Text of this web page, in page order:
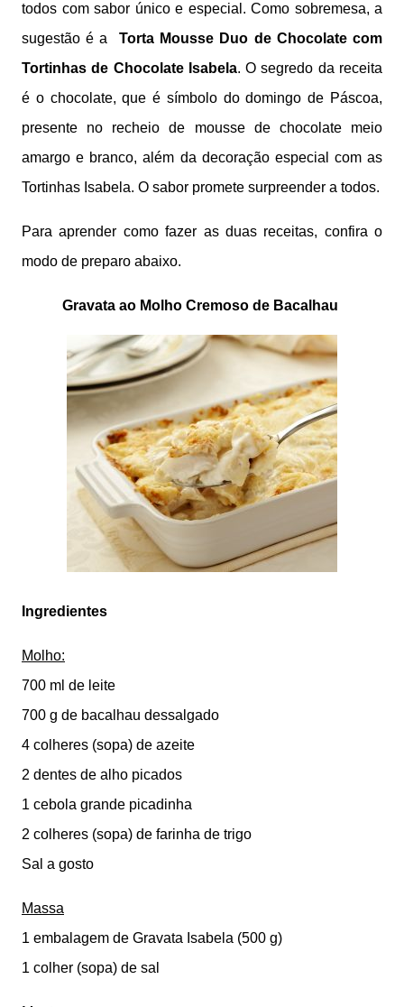
todos com sabor único e especial. Como sobremesa, a
sugestão é a Torta Mousse Duo de Chocolate com
Tortinhas de Chocolate Isabela. O segredo da receita
é o chocolate, que é símbolo do domingo de Páscoa,
presente no recheio de mousse de chocolate meio
amargo e branco, além da decoração especial com as
Tortinhas Isabela. O sabor promete surpreender a todos.
Para aprender como fazer as duas receitas, confira o
modo de preparo abaixo.
Gravata ao Molho Cremoso de Bacalhau
Ingredientes
Molho:
700 ml de leite
700 g de bacalhau dessalgado
4 colheres (sopa) de azeite
2 dentes de alho picados
1 cebola grande picadinha
2 colheres (sopa) de farinha de trigo
Sal a gosto
Massa
1 embalagem de Gravata Isabela (500 g)
1 colher (sopa) de sal